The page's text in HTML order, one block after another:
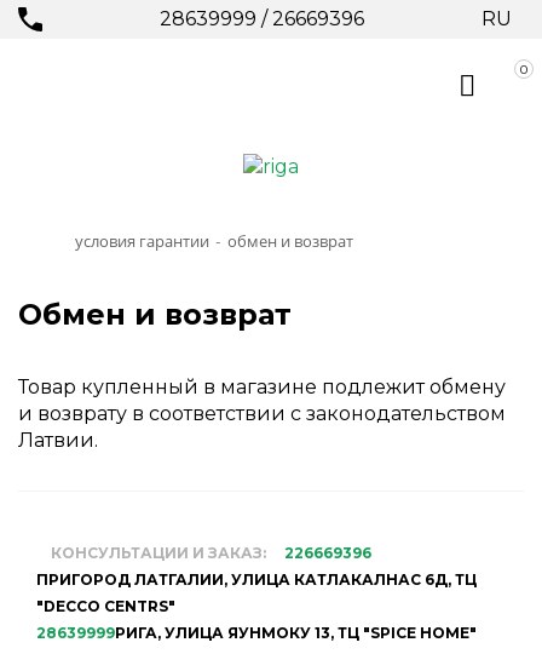
28639999 /26669396 RU
0
условия гарантии - обмен и возврат
Обмен и возврат
Товар купленный в магазине подлежит обмену
и возврату в соответствии с законодательством
Латвии.
КОНСУЛЬТАЦИИ И ЗАКАЗ:
226669396
ПРИГОРОД ЛАТГАЛИИ, УЛИЦА КАТЛАКАЛНАС 6Д, ТЦ
"DECCO CENTRS"
28639999РИГА, УЛИЦА ЯУНМОКУ 13, ТЦ "SPICE HOME"